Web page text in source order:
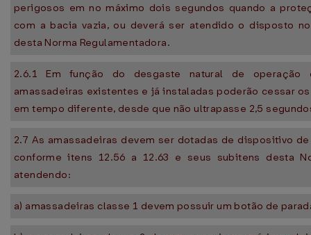
perigosos em no máximo dois segundos quando a
com a bacia vazia, ou deverá ser atendido o disposto
desta Norma Regulamentadora.
2.6.1 Em função do desgaste natural de operação
amassadeiras existentes e já instaladas poderão cessar
em tempo diferente, desde que não ultrapasse 2,5
2.7 As amassadeiras devem ser dotadas de dispositivo
conforme itens 12.56 a 12.63 e seus subitens desta
atendendo:
a) amassadeiras classe 1 devem possuir um botão de